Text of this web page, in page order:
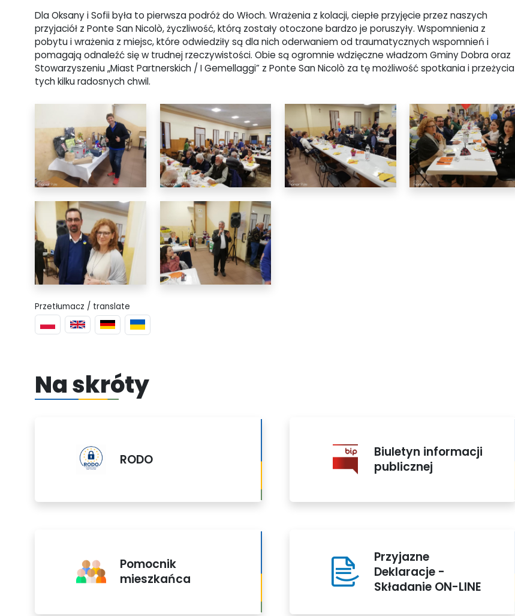
Dla Oksany i Sofii była to pierwsza podróż do Włoch. Wrażenia z kolacji, ciepłe przyjęcie przez naszych
przyjaciół z Ponte San Nicolò, życzliwość, którą zostały otoczone bardzo je poruszyły. Wspomnienia z
pobytu i wrażenia z miejsc, które odwiedziły są dla nich oderwaniem od traumatycznych wspomnień i
pomagają odnaleźć się w trudnej rzeczywistości. Obie są ogromnie wdzięczne władzom Gminy Dobra oraz
Stowarzyszeniu „Miast Partnerskich / I Gemellaggi” z Ponte San Nicolò za tę możliwość spotkania i przeżycia
tych kilku radosnych chwil.
Przetłumacz / translate
Na skróty
RODO
Biuletyn informacji
publicznej
Pomocnik
mieszkańca
Przyjazne
Deklaracje -
Składanie ON-LINE